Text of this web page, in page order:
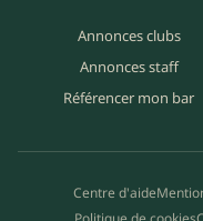
Annonces clubs
Annonces staff
Référencer mon bar
Centre d'aide